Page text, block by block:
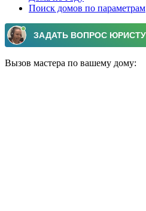
Поиск домов по параметрам
Вызов мастера по вашему дому: